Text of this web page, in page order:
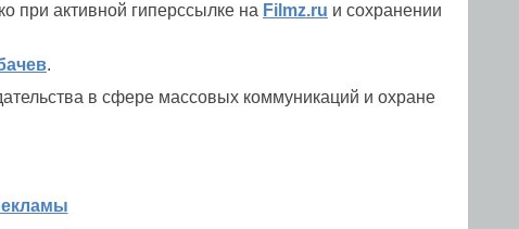
при активной гиперссылке на Filmz.ru и сохранении
.
в сфере массовых коммуникаций и охране